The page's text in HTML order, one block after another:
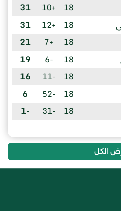
18
+10
31
18
+12
31
18
+7
21
18
-6
19
18
-11
16
18
-52
6
18
-31
-1
الكل